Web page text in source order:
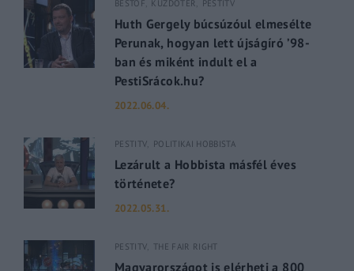
BESTOF KÜZDŐTÉR PESTITV
Huth Gergely búcsúzóul elmesélte
Perunak, hogyan lett újságíró ’98-
ban és miként indult el a
PestiSrácok.hu?
2022.06.04.
PESTITV POLITIKAI HOBBISTA
Lezárult a Hobbista másfél éves
története?
2022.05.31.
PESTITV THE FAIR RIGHT
Magyarországot is elérheti a 800